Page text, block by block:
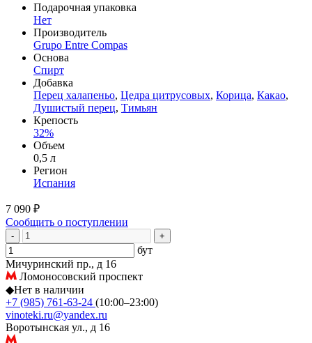
Подарочная упаковка
Нет
Производитель
Grupo Entre Compas
Основа
Спирт
Добавка
Перец халапеньо, Цедра цитрусовых, Корица, Какао,
Душистый перец, Тимьян
Крепость
32%
Объем
0,5 л
Регион
Испания
7 090 ₽
Сообщить о поступлении
- +
бут
Мичуринский пр., д 16
Ломоносовский проспект
◆Нет в наличии
+7 (985) 761-63-24 (10:00–23:00)
vinoteki.ru@yandex.ru
Воротынская ул., д 16